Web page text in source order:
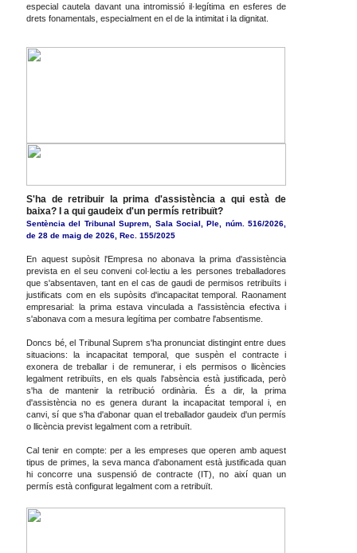
especial cautela davant una intromissió il·legítima en esferes de
drets fonamentals, especialment en el de la intimitat i la dignitat.
S'ha de retribuir la prima d'assistència a qui està de
baixa? I a qui gaudeix d'un permís retribuït?
Sentència del Tribunal Suprem, Sala Social, Ple, núm. 516/2026,
de 28 de maig de 2026, Rec. 155/2025
En aquest supòsit l'Empresa no abonava la prima d'assistència
prevista en el seu conveni col·lectiu a les persones treballadores
que s'absentaven, tant en el cas de gaudi de permisos retribuïts i
justificats com en els supòsits d'incapacitat temporal. Raonament
empresarial: la prima estava vinculada a l'assistència efectiva i
s'abonava com a mesura legítima per combatre l'absentisme.
Doncs bé, el Tribunal Suprem s'ha pronunciat distingint entre dues
situacions: la incapacitat temporal, que suspèn el contracte i
exonera de treballar i de remunerar, i els permisos o llicències
legalment retribuïts, en els quals l'absència està justificada, però
s'ha de mantenir la retribució ordinària. És a dir, la prima
d'assistència no es genera durant la incapacitat temporal i, en
canvi, sí que s'ha d'abonar quan el treballador gaudeix d'un permís
o llicència previst legalment com a retribuït.
Cal tenir en compte: per a les empreses que operen amb aquest
tipus de primes, la seva manca d'abonament està justificada quan
hi concorre una suspensió de contracte (IT), no així quan un
permís està configurat legalment com a retribuït.